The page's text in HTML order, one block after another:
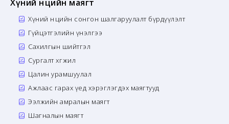
Хүний нөөцийн маягт
Хүний нөөцийн сонгон шалгаруулалт бүрдүүлэлт
Гүйцэтгэлийн үнэлгээ
Сахилгын шийтгэл
Сургалт хөгжил
Цалин урамшуулал
Ажлаас гарах үед хэрэглэгдэх маягтууд
Ээлжийн амралын маягт
Шагналын маягт